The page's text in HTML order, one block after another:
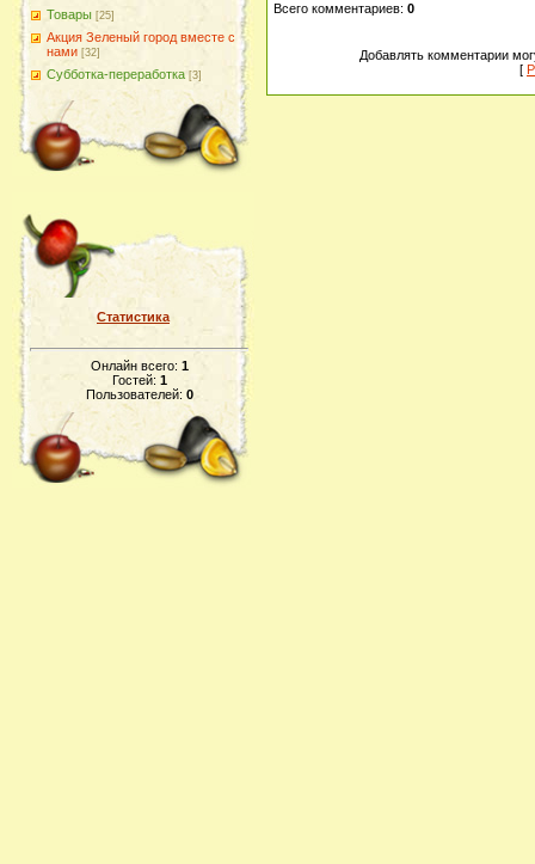
Товары [25]
Акция Зеленый город вместе с
нами [32]
Субботка-переработка [3]
Статистика
Онлайн всего: 1
Гостей: 1
Пользователей: 0
Всего комментариев: 0
Добавлять комментарии
[